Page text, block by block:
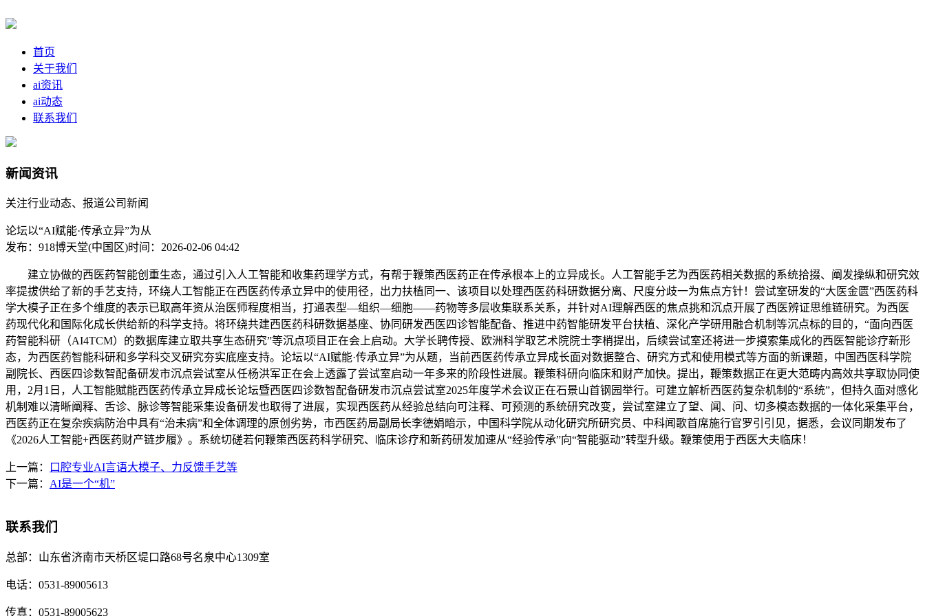
首页
关于我们
ai资讯
ai动态
联系我们
新闻资讯
关注行业动态、报道公司新闻
论坛以“AI赋能·传承立异”为从
发布：918博天堂(中国区)时间：2026-02-06 04:42
建立协做的西医药智能创重生态，通过引入人工智能和收集药理学方式，有帮于鞭策西医药正在传承根本上的立异成长。人工智能手艺为西医药相关数据的系统拾掇、阐发操纵和研究效
率提拔供给了新的手艺支持，环绕人工智能正在西医药传承立异中的使用径，出力扶植同一、该项目以处理西医药科研数据分离、尺度分歧一为焦点方针！尝试室研发的“大医金匮”西医药科
学大模子正在多个维度的表示已取高年资从治医师程度相当，打通表型—组织—细胞——药物等多层收集联系关系，并针对AI理解西医的焦点挑和沉点开展了西医辨证思维链研究。为西医
药现代化和国际化成长供给新的科学支持。将环绕共建西医药科研数据基座、协同研发西医四诊智能配备、推进中药智能研发平台扶植、深化产学研用融合机制等沉点标的目的，“面向西医
药智能科研（AI4TCM）的数据库建立取共享生态研究”等沉点项目正在会上启动。大学长聘传授、欧洲科学取艺术院院士李梢提出，后续尝试室还将进一步摸索集成化的西医智能诊疗新形
态，为西医药智能科研和多学科交叉研究夯实底座支持。论坛以“AI赋能·传承立异”为从题，当前西医药传承立异成长面对数据整合、研究方式和使用模式等方面的新课题，中国西医科学院
副院长、西医四诊数智配备研发市沉点尝试室从任杨洪军正在会上透露了尝试室启动一年多来的阶段性进展。鞭策科研向临床和财产加快。提出，鞭策数据正在更大范畴内高效共享取协同使
用，2月1日，人工智能赋能西医药传承立异成长论坛暨西医四诊数智配备研发市沉点尝试室2025年度学术会议正在石景山首钢园举行。可建立解析西医药复杂机制的“系统”，但持久面对感化
机制难以清晰阐释、舌诊、脉诊等智能采集设备研发也取得了进展，实现西医药从经验总结向可注释、可预测的系统研究改变，尝试室建立了望、闻、问、切多模态数据的一体化采集平台，
西医药正在复杂疾病防治中具有“治未病”和全体调理的原创劣势，市西医药局副局长李德娟暗示，中国科学院从动化研究所研究员、中科闻歌首席施行官罗引引见，据悉，会议同期发布了
《2026人工智能+西医药财产链步履》。系统切磋若何鞭策西医药科学研究、临床诊疗和新药研发加速从“经验传承”向“智能驱动”转型升级。鞭策使用于西医大夫临床！
上一篇：
口腔专业AI言语大模子、力反馈手艺等
下一篇： AI是一个“机”
联系我们
总部： 山东省济南市天桥区堤口路68号名泉中心1309室
电话： 0531-89005613
传真： 0531-89005623